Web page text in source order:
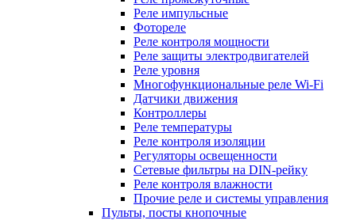
Реле импульсные
Фотореле
Реле контроля мощности
Реле защиты электродвигателей
Реле уровня
Многофункциональные реле Wi-Fi
Датчики движения
Контроллеры
Реле температуры
Реле контроля изоляции
Регуляторы освещенности
Сетевые фильтры на DIN-рейку
Реле контроля влажности
Прочие реле и системы управления
Пульты, посты кнопочные